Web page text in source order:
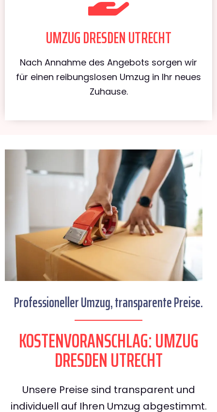
UMZUG DRESDEN UTRECHT
Nach Annahme des Angebots sorgen wir
für einen reibungslosen Umzug in Ihr neues
Zuhause.
Professioneller Umzug, transparente Preise.
KOSTENVORANSCHLAG: UMZUG
DRESDEN UTRECHT
Unsere Preise sind transparent und
individuell auf Ihren Umzug abgestimmt.